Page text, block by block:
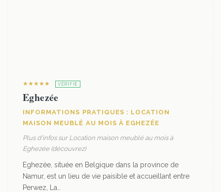
★★★★★ VÉRIFIÉ
Eghezée
INFORMATIONS PRATIQUES : LOCATION
MAISON MEUBLÉ AU MOIS À EGHEZÉE
Plus d'infos sur Location maison meublé au mois à
Eghezée (découvrez)
Eghezée, située en Belgique dans la province de
Namur, est un lieu de vie paisible et accueillant entre
Perwez, La…